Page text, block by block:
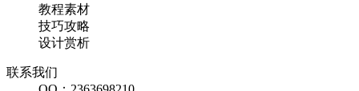
教程素材
技巧攻略
设计赏析
联系我们